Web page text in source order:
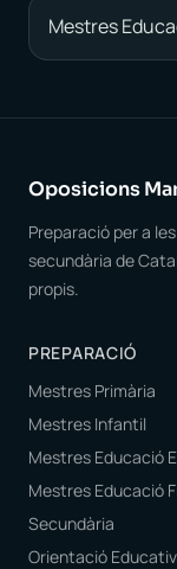
Mestres
Oposicions
Preparació per a
secundària de
propis.
PREPARACIÓ
Mestres Primària
Mestres Infantil
Mestres Educació
Mestres Educació
Secundària
Orientació